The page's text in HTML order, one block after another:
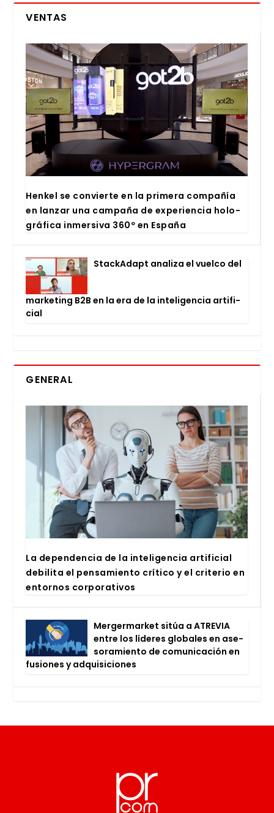
VENTAS
Hen­kel se con­vier­te en la pri­me­ra com­pa­ñía
en lan­zar una cam­pa­ña de expe­rien­cia holo­
grá­fi­ca inmer­si­va 360º en Espa­ña
Stac­kA­dapt ana­li­za el vuel­co del
mar­ke­ting B2B en la era de la inte­li­gen­cia arti­fi­
cial
GENERAL
La depen­den­cia de la inte­li­gen­cia arti­fi­cial
debi­li­ta el pen­sa­mien­to crí­ti­co y el cri­te­rio en
entor­nos cor­po­ra­ti­vos
Mer­ger­mar­ket sitúa a ATRE­VIA
entre los líde­res glo­ba­les en ase­
so­ra­mien­to de comu­ni­ca­ción en
fusio­nes y adqui­si­cio­nes